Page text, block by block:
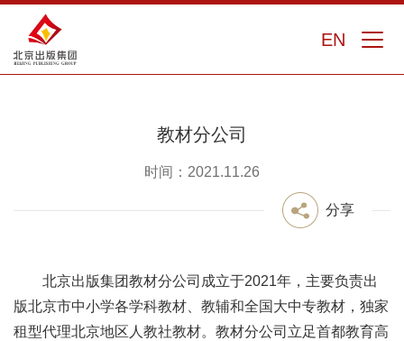
EN
教材分公司
时间：2021.11.26
分享
北京出版集团教材分公司成立于2021年，主要负责出
版北京市中小学各学科教材、教辅和全国大中专教材，独家
租型代理北京地区人教社教材。教材分公司立足首都教育高